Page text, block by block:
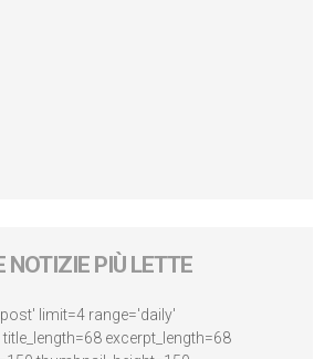
NOTIZIE PIÙ LETTE
limit=4 range='daily'
excerpt_length=68